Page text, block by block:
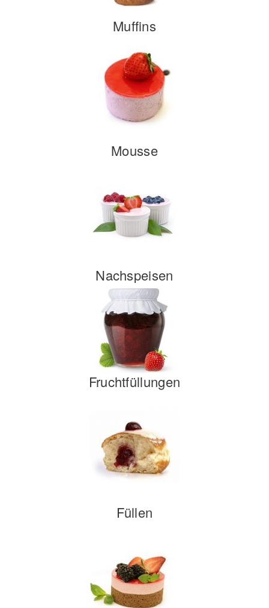
Muffins
Mousse
Nachspeisen
Fruchtfüllungen
Füllen